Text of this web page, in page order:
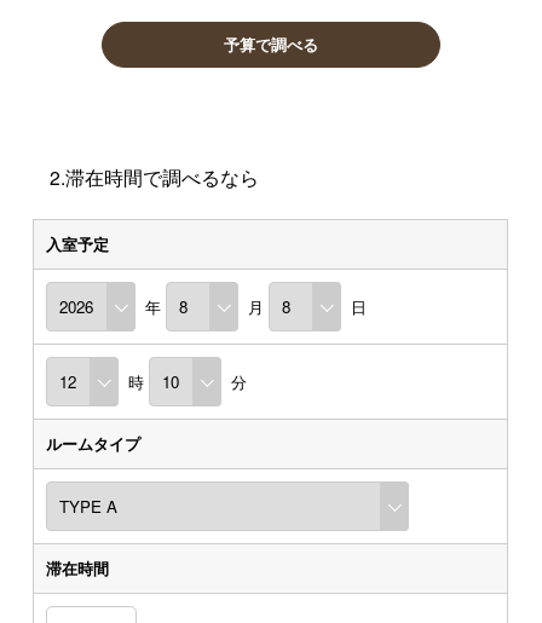
予算で調べる
2.滞在時間で調べるなら
入室予定
年 月 日
時 分
ルームタイプ
滞在時間